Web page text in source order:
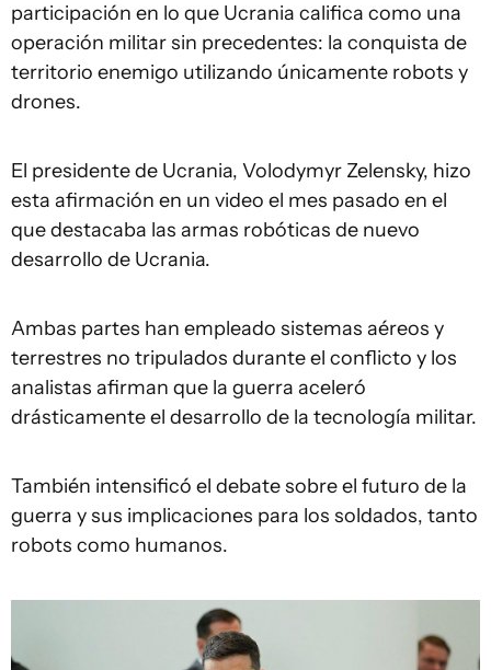
participación en lo que Ucrania califica como una
operación militar sin precedentes: la conquista de
territorio enemigo utilizando únicamente robots y
drones.
El presidente de Ucrania, Volodymyr Zelensky, hizo
esta afirmación en un video el mes pasado en el
que destacaba las armas robóticas de nuevo
desarrollo de Ucrania.
Ambas partes han empleado sistemas aéreos y
terrestres no tripulados durante el conflicto y los
analistas afirman que la guerra aceleró
drásticamente el desarrollo de la tecnología militar.
También intensificó el debate sobre el futuro de la
guerra y sus implicaciones para los soldados, tanto
robots como humanos.